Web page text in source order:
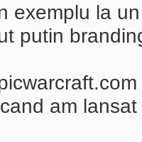
exemplu la
putin
am